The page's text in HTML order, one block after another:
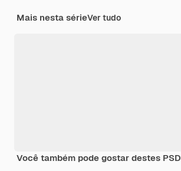
Mais nesta sérieVer tudo
Você também pode gostar destes PSD